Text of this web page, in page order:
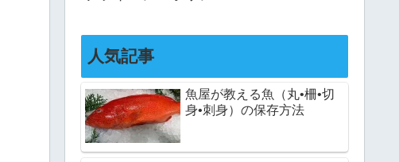
人気記事
魚屋が教える魚（丸•柵•切
身•刺身）の保存方法